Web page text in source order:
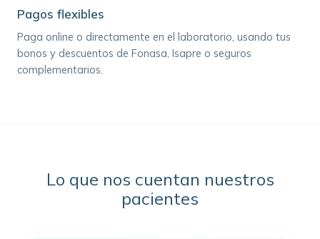
Pagos flexibles
Paga online o directamente en el laboratorio, usando tus
bonos y descuentos de Fonasa, Isapre o seguros
complementarios.
Lo que nos cuentan nuestros
pacientes